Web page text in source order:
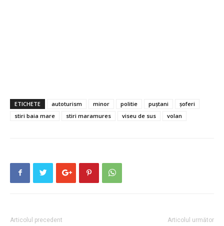
ETICHETE autoturism minor politie puștani
șoferi
stiri baia mare
stiri maramures viseu de sus volan
Articolul precedent Articolul următor